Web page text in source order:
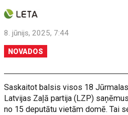
8. jūnijs, 2025, 7:44
NOVADOS
Saskaitot balsis visos 18
Latvijas Zaļā partija (LZP)
no 15 deputātu vietām domē. Tai